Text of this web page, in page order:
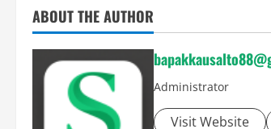
ABOUT THE AUTHOR
Administrator
Visit Website